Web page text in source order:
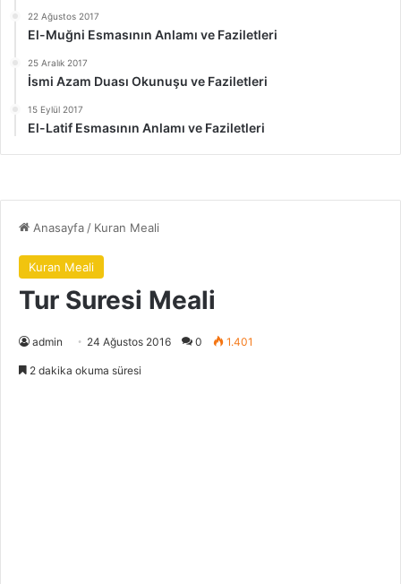
22 Ağustos 2017
El-Muğni Esmasının Anlamı ve Faziletleri
25 Aralık 2017
İsmi Azam Duası Okunuşu ve Faziletleri
15 Eylül 2017
El-Latif Esmasının Anlamı ve Faziletleri